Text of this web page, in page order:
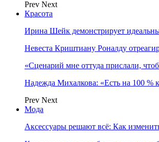
Prev Next
Красота
Ирина Шейк демонстрирует
Невеста Криштиану Роналду
«Сценарий мне оттуда прислали,
Надежда Михалкова: «Есть на 100 %
Prev Next
Мода
Аксессуары решают всё: Как